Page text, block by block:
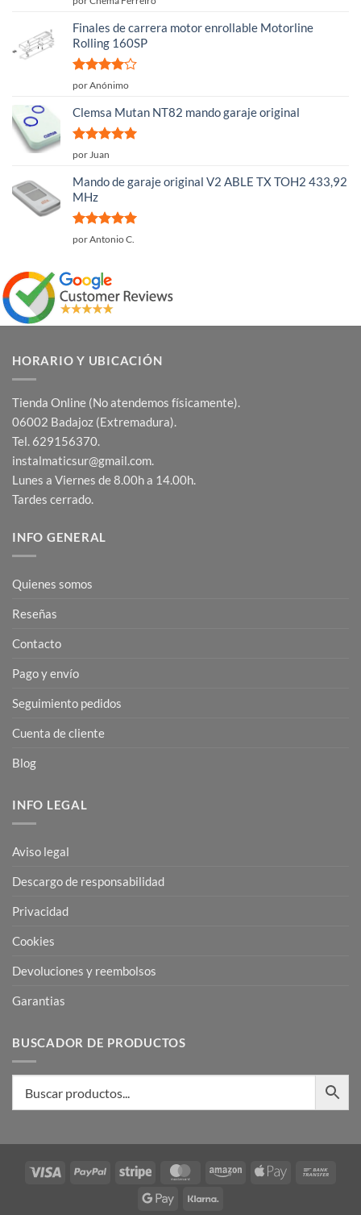
Finales de carrera motor enrollable Motorline
Rolling 160SP
Valorado
5
por Anónimo
Clemsa Mutan NT82 mando garaje original
Valorado
por Juan
Mando de garaje original V2 ABLE TX TOH2 433,92
MHz
Valorado
por Antonio C.
HORARIO Y UBICACIÓN
Tienda Online (No atendemos físicamente).
06002 Badajoz (Extremadura).
Tel. 629156370.
instalmaticsur@gmail.com.
Lunes a Viernes de 8.00h a 14.00h.
Tardes cerrado.
INFO GENERAL
Quienes somos
Reseñas
Contacto
Pago y envío
Seguimiento pedidos
Cuenta de cliente
Blog
INFO LEGAL
Aviso legal
Descargo de responsabilidad
Privacidad
Cookies
Devoluciones y reembolsos
Garantias
BUSCADOR DE PRODUCTOS
Visa PayPal Stripe MasterCardAmazonApple
Google